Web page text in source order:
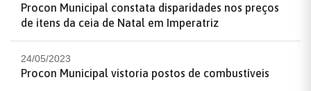
Procon Municipal constata disparidades nos preços
de itens da ceia de Natal em Imperatriz
24/05/2023
Procon Municipal vistoria postos de combustíveis